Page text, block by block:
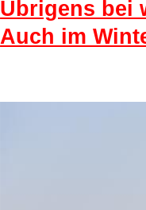
Übrigens bei
Auch im